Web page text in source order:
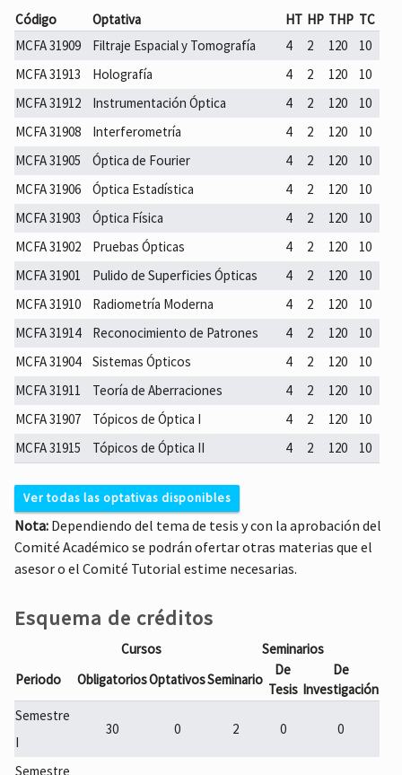
Código Optativa HT HP THP TC
MCFA 31909
Filtraje Espacial y Tomografía 4 2 120
10
MCFA 31913
Holografía 4 2 120
10
MCFA 31912
Instrumentación Óptica 4 2 120
10
MCFA 31908
Interferometría 4 2 120
10
MCFA 31905
Óptica de Fourier 4 2 120
10
MCFA 31906
Óptica Estadística 4 2 120
10
MCFA 31903
Óptica Física 4 2 120
10
MCFA 31902
Pruebas Ópticas 4 2 120
10
MCFA 31901
Pulido de Superficies Ópticas 4 2 120
10
MCFA 31910
Radiometría Moderna 4 2 120
10
MCFA 31914
Reconocimiento de Patrones 4 2 120
10
MCFA 31904
Sistemas Ópticos 4 2 120
10
MCFA 31911
Teoría de Aberraciones 4 2 120
10
MCFA 31907
Tópicos de Óptica I 4 2 120
10
MCFA 31915
Tópicos de Óptica II 4 2 120 10
Ver todas las optativas disponibles
De Optoelectrónica y Fotónica
Código Optativa
32008
Análisis de Multivariables
32001
Automatización de Sistemas de
Medición
120
MCFA
32021
Componentes de Fibras Ópticas 120
MCFA
Nota: Dependiendo del tema de tesis y con la aprobación del
Comité Académico se podrán ofertar otras materias que el
asesor o el Comité Tutorial estime necesarias.
Esquema de créditos
Cursos
Seminarios
Periodo
ObligatoriosOptativosSeminario
De
Tesis
De
Investigación
Semestre
I
30 0 2 0 0
Semestre